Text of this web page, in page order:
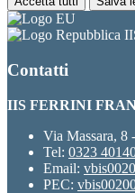
Contatti
IIS FERRINI
Via Massara, 8
Tel: 0323
Email:
PEC: